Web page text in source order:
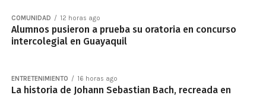
COMUNIDAD 12 horas ago
Alumnos pusieron a prueba su oratoria en concurso
intercolegial en Guayaquil
ENTRETENIMIENTO 16 horas ago
La historia de Johann Sebastian Bach, recreada en